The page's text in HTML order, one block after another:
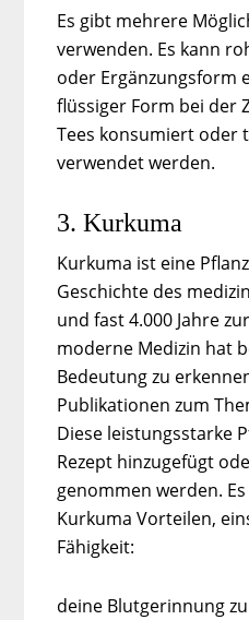
Es gibt mehrere
verwenden. Es kann
oder Ergänzungsform
flüssiger Form bei der
Tees konsumiert oder
verwendet werden.
3. Kurkuma
Kurkuma ist eine
Geschichte des
und fast 4.000 Jahre
moderne Medizin hat
Bedeutung zu
Publikationen zum
Diese leistungsstarke
Rezept hinzugefügt
genommen werden.
Kurkuma Vorteilen,
Fähigkeit:
deine Blutgerinnung